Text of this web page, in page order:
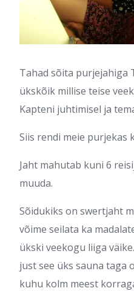
Tahad sõita purjejahiga
ükskõik millise teise
Kapteni juhtimisel ja
Siis rendi meie purjekas
Jaht mahutab kuni 6
muuda.
Sõidukiks on swertjaht
võime seilata ka
ükski veekogu liiga
just see üks sauna taga
kuhu kolm meest